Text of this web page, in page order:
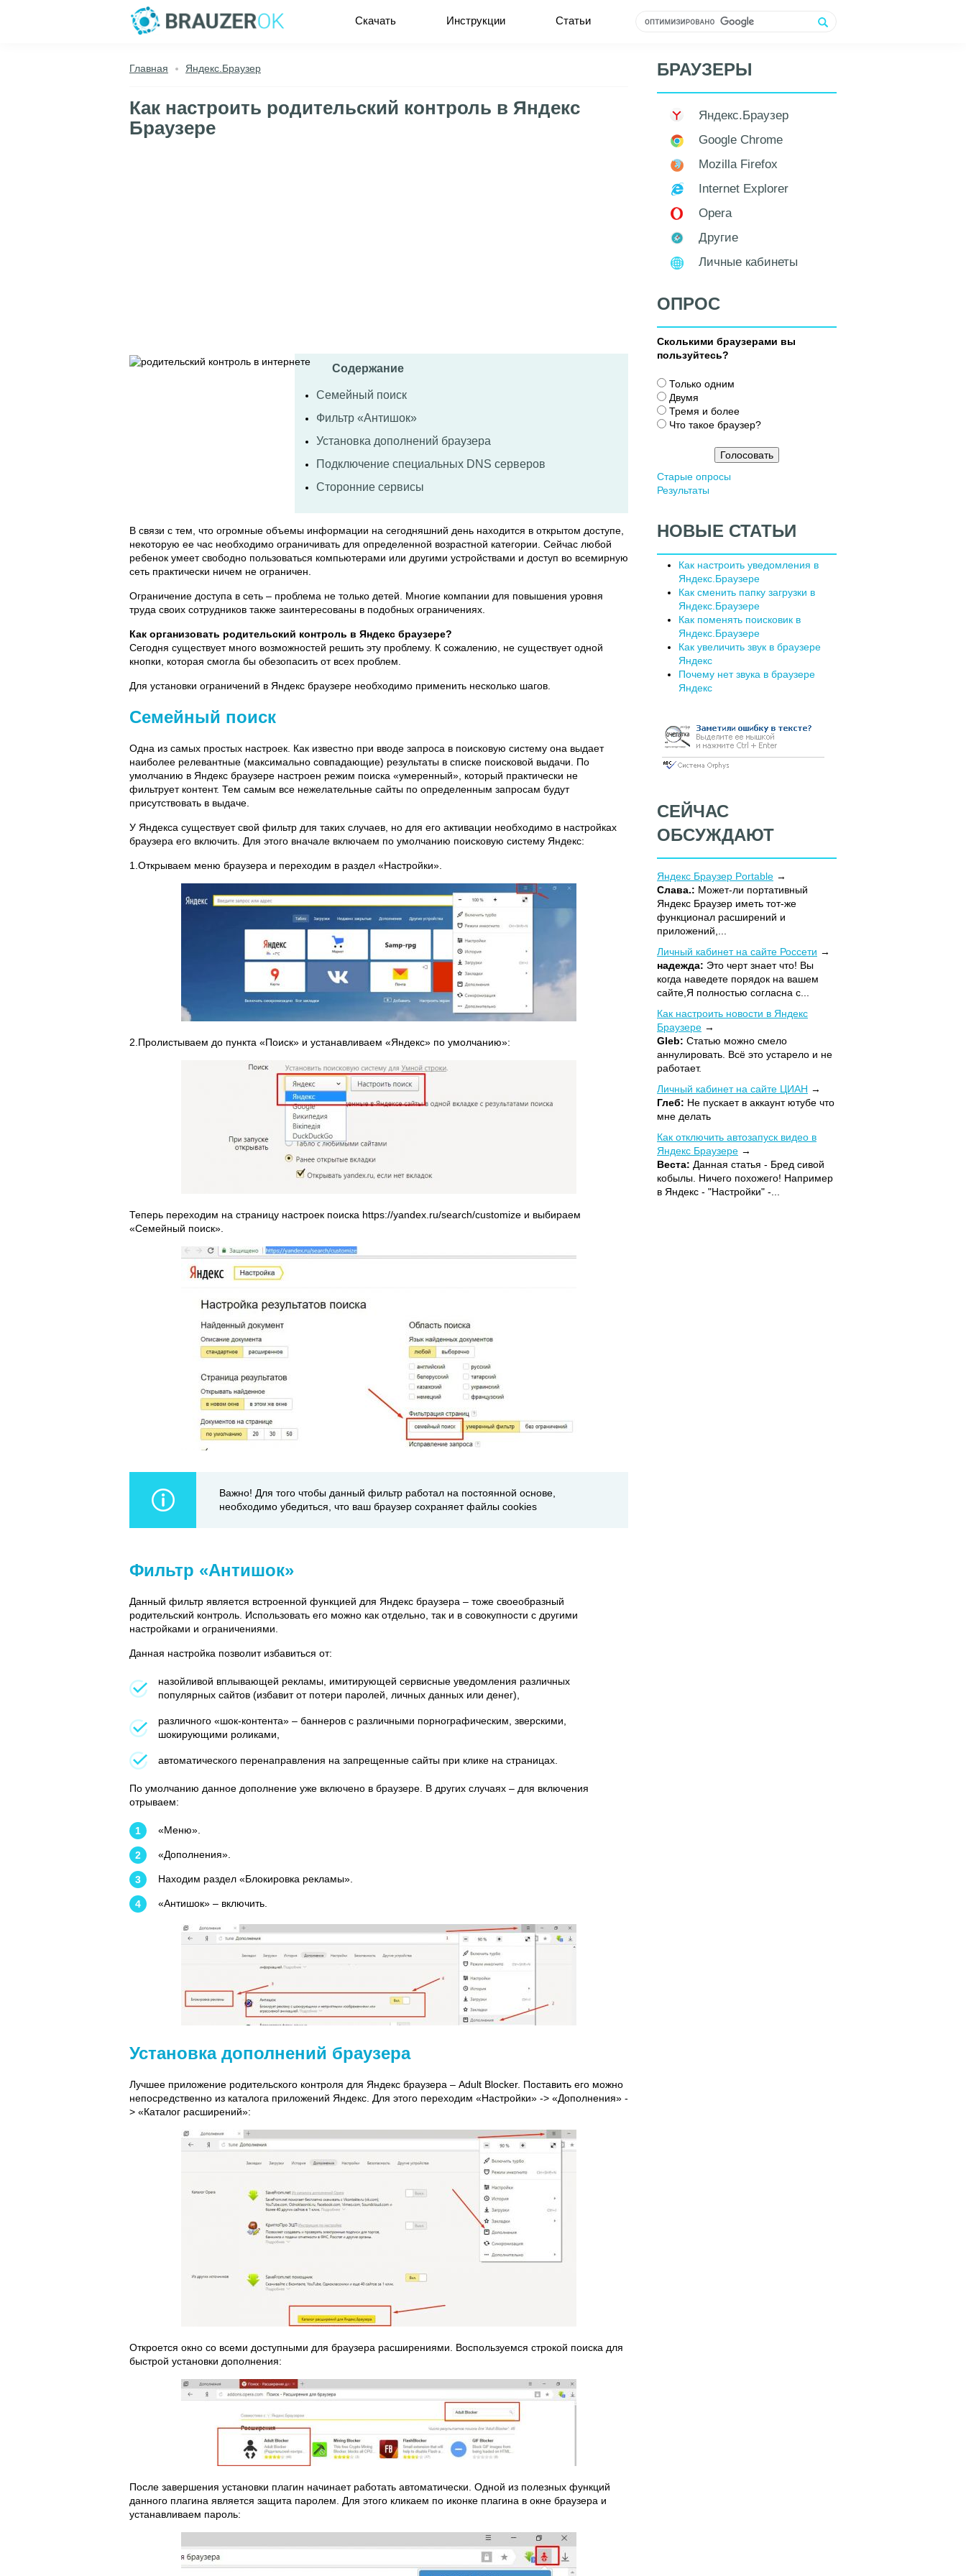
Скачать Инструкции Статьи
Главная Яндекс.Браузер
Как настроить родительский контроль в Яндекс
Браузере
Содержание
Семейный поиск
Фильтр «Антишок»
Установка дополнений браузера
Подключение специальных DNS серверов
Сторонние сервисы
В связи с тем, что огромные объемы информации на сегодняшний день находится в открытом доступе,
некоторую ее час необходимо ограничивать для определенной возрастной категории. Сейчас любой
ребенок умеет свободно пользоваться компьютерами или другими устройствами и доступ во всемирную
сеть практически ничем не ограничен.
Ограничение доступа в сеть – проблема не только детей. Многие компании для повышения уровня
труда своих сотрудников также заинтересованы в подобных ограничениях.
Как организовать родительский контроль в Яндекс браузере?
Сегодня существует много возможностей решить эту проблему. К сожалению, не существует одной
кнопки, которая смогла бы обезопасить от всех проблем.
Для установки ограничений в Яндекс браузере необходимо применить несколько шагов.
Семейный поиск
Одна из самых простых настроек. Как известно при вводе запроса в поисковую систему она выдает
наиболее релевантные (максимально совпадающие) результаты в списке поисковой выдачи. По
умолчанию в Яндекс браузере настроен режим поиска «умеренный», который практически не
фильтрует контент. Тем самым все нежелательные сайты по определенным запросам будут
присутствовать в выдаче.
У Яндекса существует свой фильтр для таких случаев, но для его активации необходимо в настройках
браузера его включить. Для этого вначале включаем по умолчанию поисковую систему Яндекс:
1.Открываем меню браузера и переходим в раздел «Настройки».
2.Пролистываем до пункта «Поиск» и устанавливаем «Яндекс» по умолчанию»:
Теперь переходим на страницу настроек поиска https://yandex.ru/search/customize и выбираем
«Семейный поиск».
Важно! Для того чтобы данный фильтр работал на постоянной основе,
необходимо убедиться, что ваш браузер сохраняет файлы cookies
Фильтр «Антишок»
Данный фильтр является встроенной функцией для Яндекс браузера – тоже своеобразный
родительский контроль. Использовать его можно как отдельно, так и в совокупности с другими
настройками и ограничениями.
Данная настройка позволит избавиться от:
назойливой вплывающей рекламы, имитирующей сервисные уведомления различных
популярных сайтов (избавит от потери паролей, личных данных или денег),
различного «шок-контента» – баннеров с различными порнографическим, зверскими,
шокирующими роликами,
автоматического перенаправления на запрещенные сайты при клике на страницах.
По умолчанию данное дополнение уже включено в браузере. В других случаях – для включения
отрываем:
«Меню».
«Дополнения».
Находим раздел «Блокировка рекламы».
«Антишок» – включить.
Установка дополнений браузера
Лучшее приложение родительского контроля для Яндекс браузера – Adult Blocker. Поставить его можно
непосредственно из каталога приложений Яндекс. Для этого переходим «Настройки» -> «Дополнения» -
> «Каталог расширений»:
Откроется окно со всеми доступными для браузера расширениями. Воспользуемся строкой поиска для
быстрой установки дополнения:
После завершения установки плагин начинает работать автоматически. Одной из полезных функций
данного плагина является защита паролем. Для этого кликаем по иконке плагина в окне браузера и
устанавливаем пароль:
БРАУЗЕРЫ
Яндекс.Браузер
Google Chrome
Mozilla Firefox
Internet Explorer
Opera
Другие
Личные кабинеты
ОПРОС
Сколькими браузерами вы
пользуйтесь?
В
а
р
и
ы
Только одним
Двумя
Тремя и более
Что такое браузер?
Старые опросы
Результаты
НОВЫЕ СТАТЬИ
Как настроить уведомления в
Яндекс.Браузере
Как сменить папку загрузки в
Яндекс.Браузере
Как поменять поисковик в
Яндекс.Браузере
Как увеличить звук в браузере
Яндекс
Почему нет звука в браузере
Яндекс
СЕЙЧАС
ОБСУЖДАЮТ
Яндекс Браузер Portable
Слава.: Может-ли портативный
Яндекс Браузер иметь тот-же
функционал расширений и
приложений,...
Личный кабинет на сайте Россети
надежда: Это черт знает что! Вы
когда наведете порядок на вашем
сайте,Я полностью согласна с...
Как настроить новости в Яндекс
Браузере
Gleb: Статью можно смело
аннулировать. Всё это устарело и не
работает.
Личный кабинет на сайте ЦИАН
Глеб: Не пускает в аккаунт ютубе что
мне делать
Как отключить автозапуск видео в
Яндекс Браузере
Веста: Данная статья - Бред сивой
кобылы. Ничего похожего! Например
в Яндекс - "Настройки" -...